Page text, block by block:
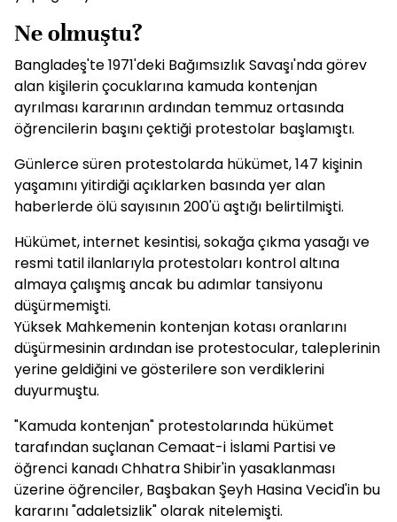
Ne olmuştu?
Bangladeş'te 1971'deki Bağımsızlık Savaşı'nda görev
alan kişilerin çocuklarına kamuda kontenjan
ayrılması kararının ardından temmuz ortasında
öğrencilerin başını çektiği protestolar başlamıştı.
Günlerce süren protestolarda hükümet, 147 kişinin
yaşamını yitirdiği açıklarken basında yer alan
haberlerde ölü sayısının 200'ü aştığı belirtilmişti.
Hükümet, internet kesintisi, sokağa çıkma yasağı ve
resmi tatil ilanlarıyla protestoları kontrol altına
almaya çalışmış ancak bu adımlar tansiyonu
düşürmemişti.
Yüksek Mahkemenin kontenjan kotası oranlarını
düşürmesinin ardından ise protestocular, taleplerinin
yerine geldiğini ve gösterilere son verdiklerini
duyurmuştu.
"Kamuda kontenjan" protestolarında hükümet
tarafından suçlanan Cemaat-i İslami Partisi ve
öğrenci kanadı Chhatra Shibir'in yasaklanması
üzerine öğrenciler, Başbakan Şeyh Hasina Vecid'in bu
kararını "adaletsizlik" olarak nitelemişti.